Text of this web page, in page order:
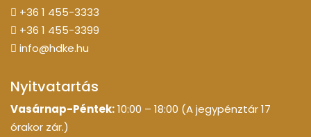
+36 1 455-3333
+36 1 455-3399
info@hdke.hu
Nyitvatartás
Vasárnap-Péntek:10:00 – 18:00 (A jegypénztár 17
órakor zár.)